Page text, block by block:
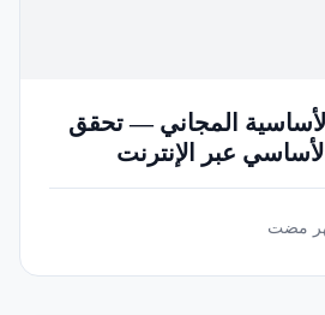
المجاني — تحقق